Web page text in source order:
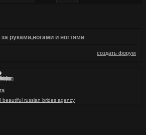
руками,ногами и ногтями
создать форум
beautiful russian brides agency